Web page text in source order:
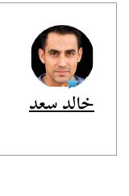
خالد سعد